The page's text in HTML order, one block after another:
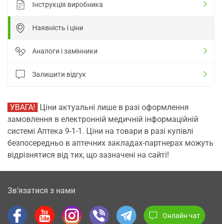
Інструкція виробника
Наявність і ціни
Аналоги і замінники
Залишити відгук
УВАГА! Ціни актуальні лише в разі оформлення
замовлення в електронній медичній інформаційній
системі Аптека 9-1-1. Ціни на товари в разі купівлі
безпосередньо в аптечних закладах-партнерах можуть
відрізнятися від тих, що зазначені на сайті!
Зв’язатися з нами
Онлайн чат